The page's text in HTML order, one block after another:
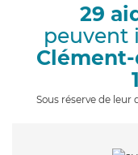
29
peuvent
Sous réserve de